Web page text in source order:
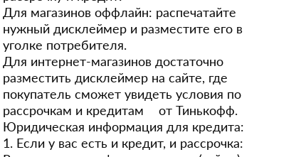
Для магазинов оффлайн: распечатайте
нужный дисклеймер и разместите его в
уголке потребителя.
Для интернет-магазинов достаточно
разместить дисклеймер на сайте, где
покупатель сможет увидеть условия по
рассрочкам и кредитам от Тинькофф.
Юридическая информация для кредита:
1. Если у вас есть и кредит, и рассрочка: